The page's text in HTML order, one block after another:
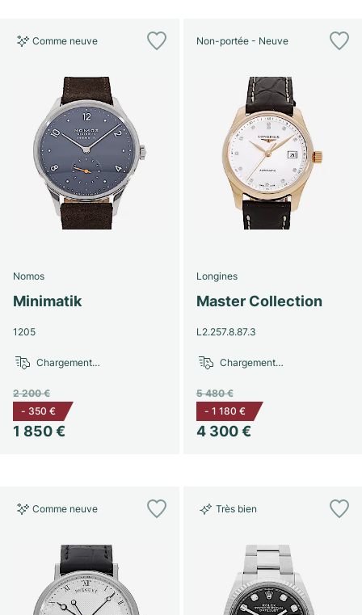
Comme neuve
Nomos
Minimatik
1205
1 850 €
2 200 €
- 350 €
Chargement…
Non-portée - Neuve
Longines
Master Collection
L2.257.8.87.3
4 300 €
5 480 €
- 1 180 €
Chargement…
Comme neuve Très bien